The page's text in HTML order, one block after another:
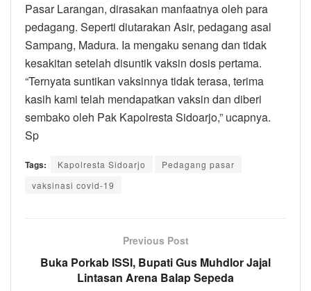
Pasar Larangan, dirasakan manfaatnya oleh para
pedagang. Seperti diutarakan Asir, pedagang asal
Sampang, Madura. Ia mengaku senang dan tidak
kesakitan setelah disuntik vaksin dosis pertama.
“Ternyata suntikan vaksinnya tidak terasa, terima
kasih kami telah mendapatkan vaksin dan diberi
sembako oleh Pak Kapolresta Sidoarjo,” ucapnya.
Sp
Tags: Kapolresta Sidoarjo
Pedagang pasar
vaksinasi covid-19
Previous Post
Buka Porkab ISSI, Bupati Gus Muhdlor Jajal
Lintasan Arena Balap Sepeda